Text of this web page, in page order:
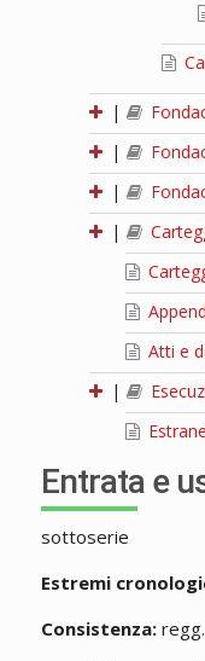
|
|
|
|
Atti e
|
Entrata e
sottoserie
Estremi
Consistenza: